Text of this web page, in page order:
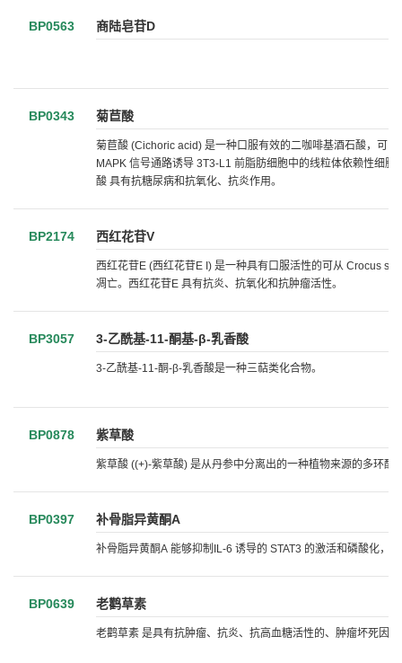
BP0563 商陆皂苷D
BP0343 菊苣酸
菊苣酸 (Cichoric acid) 是一种口服有效的二咖啡基酒石酸，可
MAPK 信号通路诱导 3T3-L1 前脂肪细胞中的线粒体依赖性细
酸 具有抗糖尿病和抗氧化、抗炎作用。
BP2174 西红花苷V
西红花苷E (西红花苷E I) 是一种具有口服活性的可从 Crocus
凋亡。西红花苷E 具有抗炎、抗氧化和抗肿瘤活性。
BP3057 3-乙酰基-11-酮基-β-乳香酸
3-乙酰基-11-酮-β-乳香酸是一种三萜类化合物。
BP0878 紫草酸
紫草酸 ((+)-紫草酸) 是从丹参中分离出的一种植物来源的多环
BP0397 补骨脂异黄酮A
补骨脂异黄酮A 能够抑制IL-6 诱导的 STAT3 的激活和磷酸化，
BP0639 老鹳草素
老鹳草素 是具有抗肿瘤、抗炎、抗高血糖活性的、肿瘤坏死因